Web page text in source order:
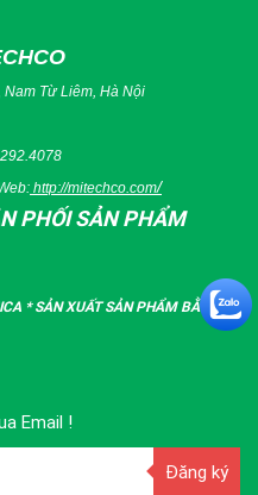
Từ Liêm, Hà Nội
http://mitechco.com/
PHỐI SẢN PHẨM
*SẢN XUẤT SẢN PHẨM BẰNG
Email !
Đăng ký